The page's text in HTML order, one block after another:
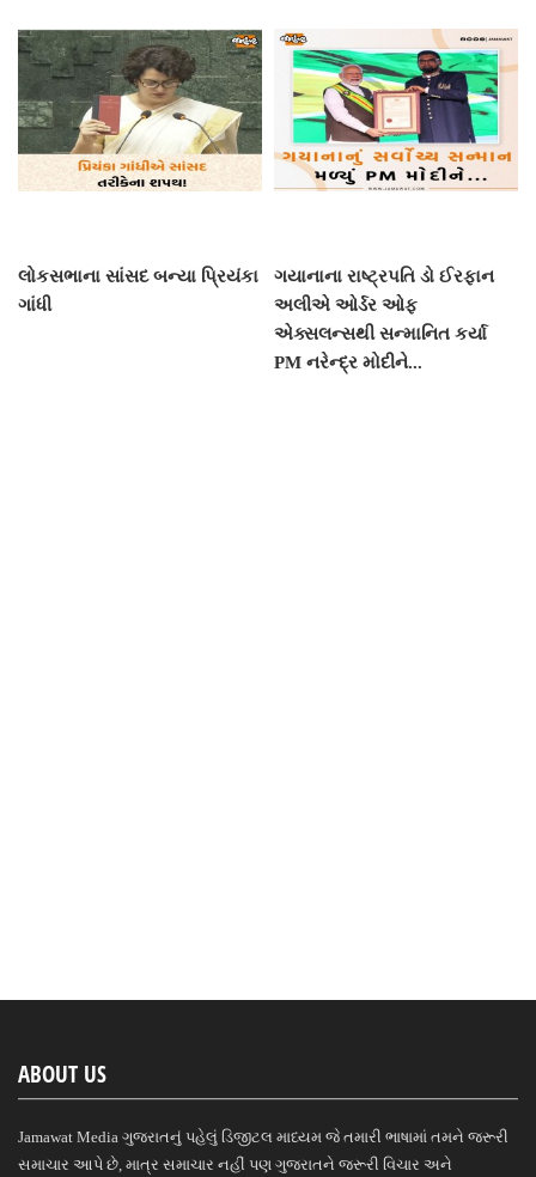
લોકસભાના સાંસદ બન્યા પ્રિયંકા
ગાંધી
ગયાનાના રાષ્ટ્રપતિ ડો ઈરફાન
અલીએ ઓર્ડર ઓફ
એક્સલન્સથી સન્માનિત કર્યા
PM નરેન્દ્ર મોદીને...
ABOUT US
Jamawat Media ગુજરાતનું પહેલું ડિજીટલ માધ્યમ જે તમારી ભાષામાં તમને જરૂરી
સમાચાર આપે છે, માત્ર સમાચાર નહીં પણ ગુજરાતને જરૂરી વિચાર અને